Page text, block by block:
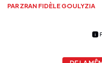
PAR ZRAN FIDÈLE GOULYZIA